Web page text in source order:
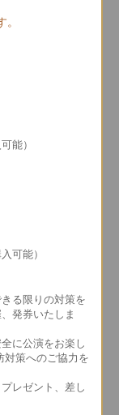
能）
可能）
る限りの対策を
発券いたしま
に公演をお楽し
対策へのご協力を
レゼント、差し